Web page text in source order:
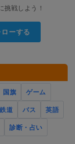
挑戦しよう！
ーする
国旗
ゲーム
鉄道 バス
英語
診断・占い